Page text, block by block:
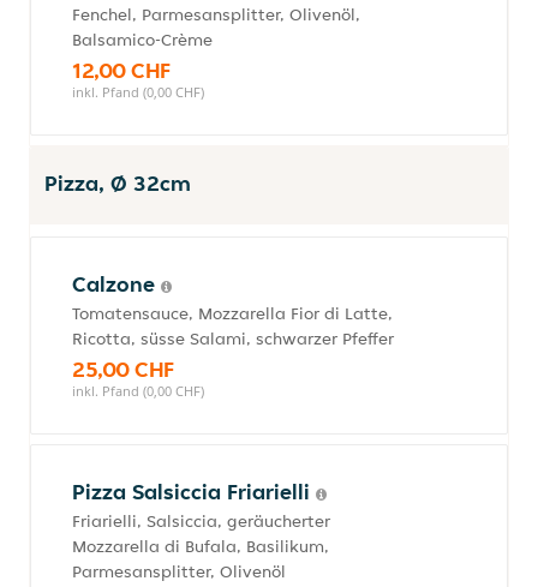
Fenchel, Parmesansplitter, Olivenöl,
Balsamico-Crème
12,00 CHF
inkl. Pfand (0,00 CHF)
Pizza, Ø 32cm
Calzone
Tomatensauce, Mozzarella Fior di Latte,
Ricotta, süsse Salami, schwarzer Pfeffer
25,00 CHF
inkl. Pfand (0,00 CHF)
Pizza Salsiccia Friarielli
Friarielli, Salsiccia, geräucherter
Mozzarella di Bufala, Basilikum,
Parmesansplitter, Olivenöl